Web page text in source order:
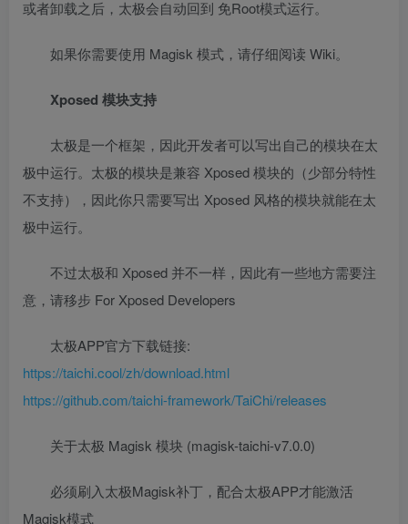
或者卸载之后，太极会自动回到 免Root模式运行。
如果你需要使用 Magisk 模式，请仔细阅读 Wiki。
Xposed 模块支持
太极是一个框架，因此开发者可以写出自己的模块在太
极中运行。太极的模块是兼容 Xposed 模块的（少部分特性
不支持），因此你只需要写出 Xposed 风格的模块就能在太
极中运行。
不过太极和 Xposed 并不一样，因此有一些地方需要注
意，请移步 For Xposed Developers
太极APP官方下载链接:
https://taichi.cool/zh/download.html
https://github.com/taichi-framework/TaiChi/releases
关于太极 Magisk 模块 (magisk-taichi-v7.0.0)
必须刷入太极Magisk补丁，配合太极APP才能激活
Magisk模式